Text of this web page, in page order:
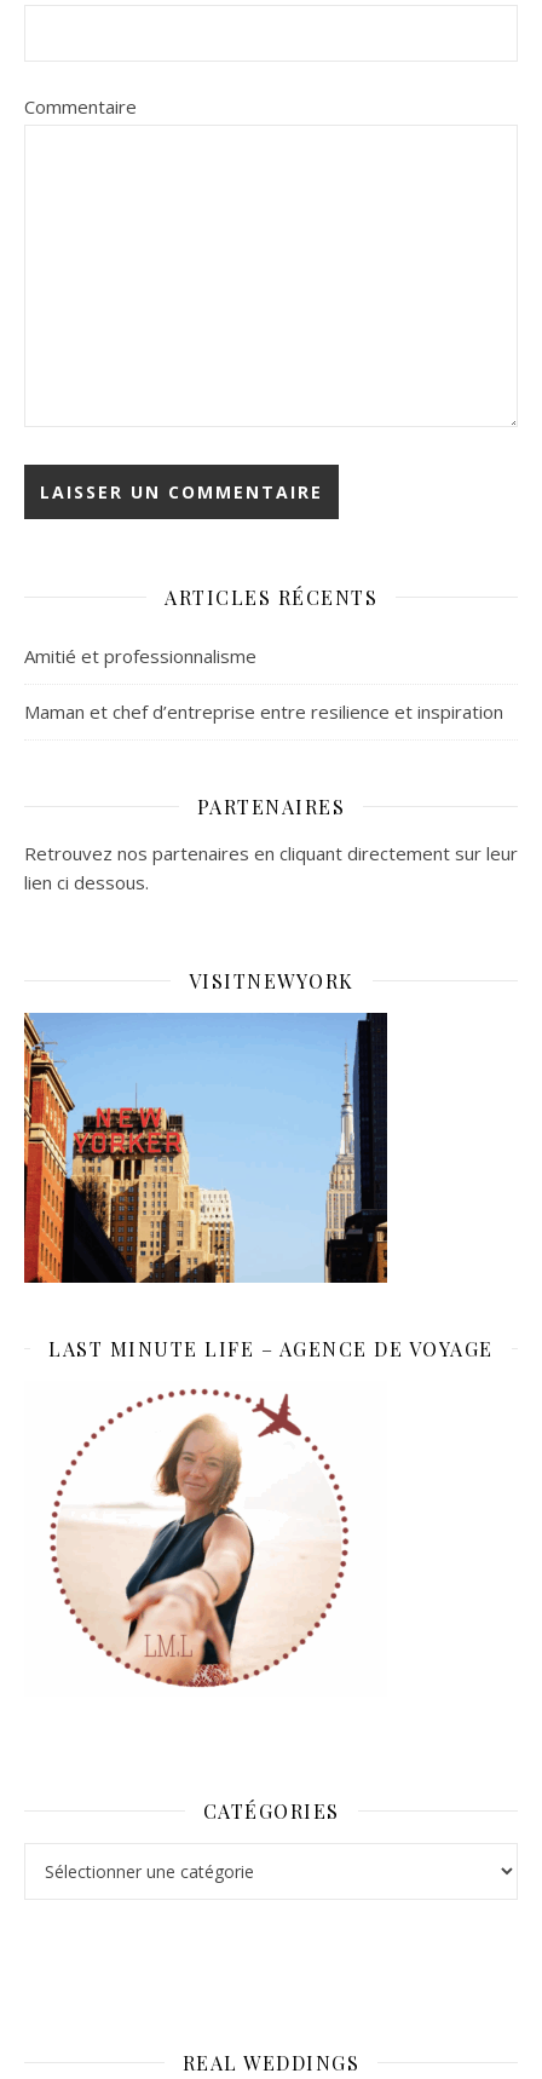
Commentaire
ARTICLES RÉCENTS
Amitié et professionnalisme
Maman et chef d’entreprise entre resilience et inspiration
PARTENAIRES
Retrouvez nos partenaires en cliquant directement sur leur
lien ci dessous.
VISITNEWYORK
LAST MINUTE LIFE – AGENCE DE VOYAGE
CATÉGORIES
REAL WEDDINGS